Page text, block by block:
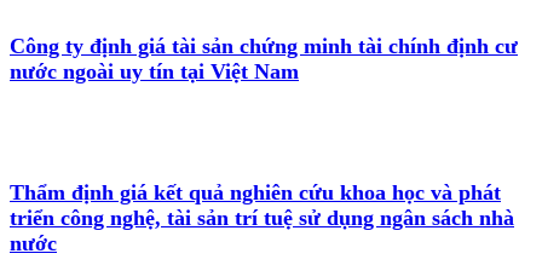
Công ty định giá tài sản chứng minh tài chính định cư
nước ngoài uy tín tại Việt Nam
Thẩm định giá kết quả nghiên cứu khoa học và phát
triển công nghệ, tài sản trí tuệ sử dụng ngân sách nhà
nước